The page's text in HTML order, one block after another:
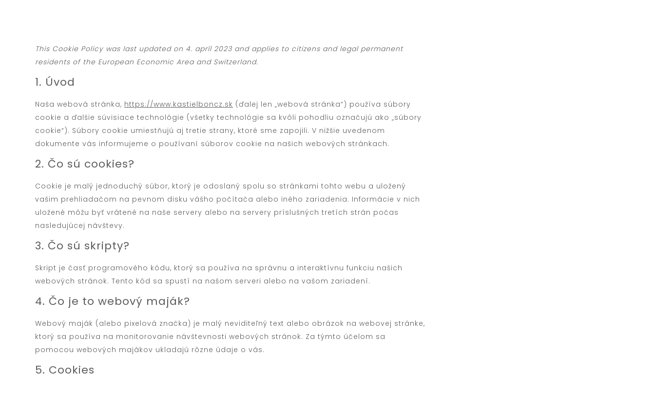
This Cookie Policy was last updated on 4. apríl 2023 and applies to citizens and legal permanent
residents of the European Economic Area and Switzerland.
1. Úvod
Naša webová stránka, https://www.kastielboncz.sk (ďalej len „webová stránka“) používa súbory
cookie a ďalšie súvisiace technológie (všetky technológie sa kvôli pohodliu označujú ako „súbory
cookie“). Súbory cookie umiestňujú aj tretie strany, ktoré sme zapojili. V nižšie uvedenom
dokumente vás informujeme o používaní súborov cookie na našich webových stránkach.
2. Čo sú cookies?
Cookie je malý jednoduchý súbor, ktorý je odoslaný spolu so stránkami tohto webu a uložený
vašim prehliadačom na pevnom disku vášho počítača alebo iného zariadenia. Informácie v nich
uložené môžu byť vrátené na naše servery alebo na servery príslušných tretích strán počas
nasledujúcej návštevy.
3. Čo sú skripty?
Skript je časť programového kódu, ktorý sa používa na správnu a interaktívnu funkciu našich
webových stránok. Tento kód sa spustí na našom serveri alebo na vašom zariadení.
4. Čo je to webový maják?
Webový maják (alebo pixelová značka) je malý neviditeľný text alebo obrázok na webovej stránke,
ktorý sa používa na monitorovanie návštevnosti webových stránok. Za týmto účelom sa
pomocou webových majákov ukladajú rôzne údaje o vás.
5. Cookies